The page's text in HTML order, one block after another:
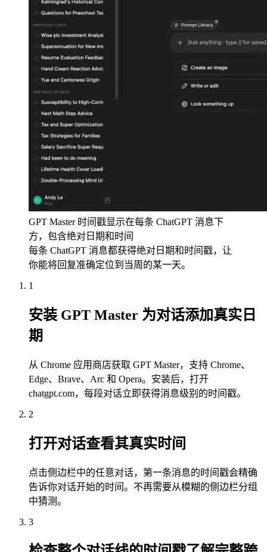
GPT Master 时间戳显示在每条 ChatGPT 消息下
方，包含绝对日期和时间
每条 ChatGPT 消息都获得绝对日期和时间戳，让
你能将回复准确定位到当周的某一天。
1
安装 GPT Master 为对话添加真实日
期
从 Chrome 应用商店获取 GPT Master，支持 Chrome、
Edge、Brave、Arc 和 Opera。安装后，打开
chatgpt.com，每段对话立即获得消息级别的时间戳。
2
打开对话查看其真实时间
点击侧边栏中的任意对话，第一条消息的时间戳会精确
告诉你对话开始的时间。不再需要从模糊的侧边栏分组
中猜测。
3